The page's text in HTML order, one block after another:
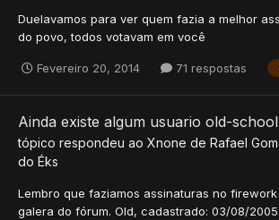
Duelavamos para ver quem fazia a melhor
do povo, todos votavam em você
Fevereiro 20, 2014 71 respostas
Ainda existe algum usuario old-
tópico respondeu ao Xnone de Rafael
do Éks
Lembro que faziamos assinaturas no
galera do fórum. Old, cadastrado: 03/08/2005.